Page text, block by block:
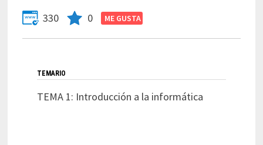
330 0
TEMARIO
TEMA 1: Introducción a la informática